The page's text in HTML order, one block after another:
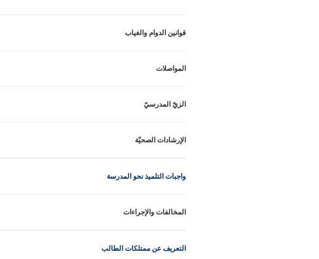
قوانين الدوام والغياب
المواصلات
الزيّ المدرسيّ
الإرشادات الصحيّة
واجبات التلميذ نحو المدرسة
المخالفات والإجراءات
التعريف عن ممتلكات الطالب